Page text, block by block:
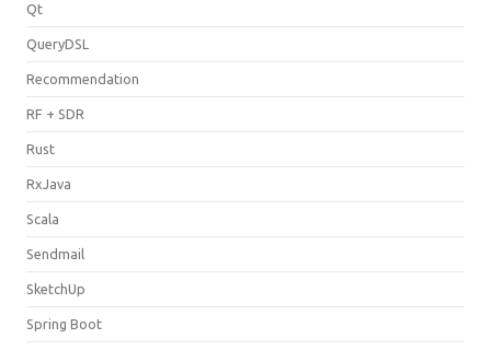
Qt
QueryDSL
Recommendation
RF + SDR
Rust
RxJava
Scala
Sendmail
SketchUp
Spring Boot